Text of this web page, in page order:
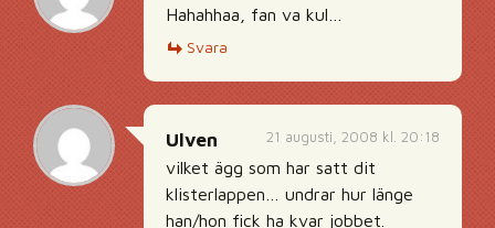
Hahahhaa, fan va kul…
Svara
21 augusti, 2008 kl. 20:18
Ulven
vilket ägg som har satt dit
klisterlappen… undrar hur länge
han/hon fick ha kvar jobbet.